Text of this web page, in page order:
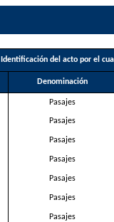
Identificación del acto por el
Denominación
Pasajes
Pasajes
Pasajes
Pasajes
Pasajes
Pasajes
Pasajes